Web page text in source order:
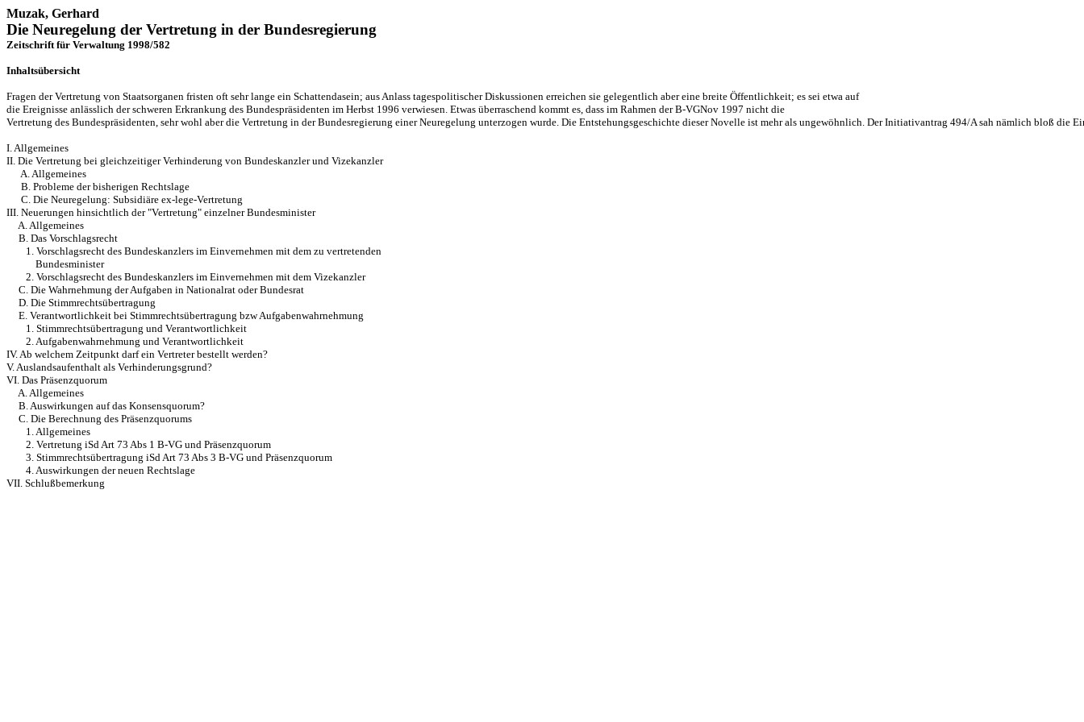
Muzak, Gerhard
Die Neuregelung der Vertretung in der Bundesregierung
Zeitschrift für Verwaltung 1998/582
Inhaltsübersicht
Fragen der Vertretung von Staatsorganen fristen oft sehr lange ein Schattendasein; aus Anlass tagespolitischer Diskussionen erreichen sie gelegentlich aber eine breite Öffentlichkeit; es sei etwa auf
die Ereignisse anlässlich der schweren Erkrankung des Bundespräsidenten im Herbst 1996 verwiesen. Etwas überraschend kommt es, dass im Rahmen der B-VGNov 1997 nicht die
Vertretung des Bundespräsidenten, sehr wohl aber die Vertretung in der Bundesregierung einer Neuregelung unterzogen wurde. Die Entstehungsgeschichte dieser Novelle ist mehr als ungewöhnlich. Der Initiativantrag 494/A sah nämlich bloß
I. Allgemeines
II. Die Vertretung bei gleichzeitiger Verhinderung von Bundeskanzler und Vizekanzler
A. Allgemeines
B. Probleme der bisherigen Rechtslage
C. Die Neuregelung: Subsidiäre ex-lege-Vertretung
III. Neuerungen hinsichtlich der "Vertretung" einzelner Bundesminister
A. Allgemeines
B. Das Vorschlagsrecht
1. Vorschlagsrecht des Bundeskanzlers im Einvernehmen mit dem zu vertretenden
Bundesminister
2. Vorschlagsrecht des Bundeskanzlers im Einvernehmen mit dem Vizekanzler
C. Die Wahrnehmung der Aufgaben in Nationalrat oder Bundesrat
D. Die Stimmrechtsübertragung
E. Verantwortlichkeit bei Stimmrechtsübertragung bzw Aufgabenwahrnehmung
1. Stimmrechtsübertragung und Verantwortlichkeit
2. Aufgabenwahrnehmung und Verantwortlichkeit
IV. Ab welchem Zeitpunkt darf ein Vertreter bestellt werden?
V. Auslandsaufenthalt als Verhinderungsgrund?
VI. Das Präsenzquorum
A. Allgemeines
B. Auswirkungen auf das Konsensquorum?
C. Die Berechnung des Präsenzquorums
1. Allgemeines
2. Vertretung iSd Art 73 Abs 1 B-VG und Präsenzquorum
3. Stimmrechtsübertragung iSd Art 73 Abs 3 B-VG und Präsenzquorum
4. Auswirkungen der neuen Rechtslage
VII. Schlußbemerkung